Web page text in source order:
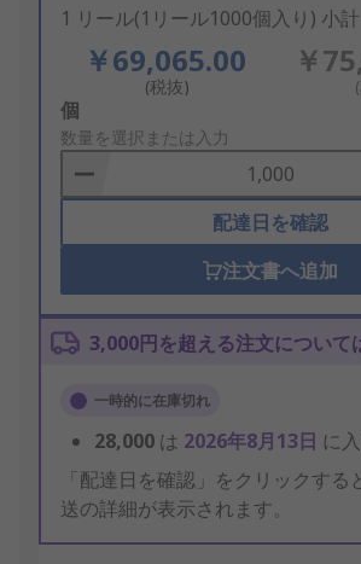
1 リール(1リール1000個入り) 小
￥69,065.00
(税抜)
￥
Add
to
Basket
個
数量を選択または入力
配達日を確認
注文書へ追加
3,000円を超える注文について
一時的に在庫切れ
28,000 は 2026年8月13日 に
「配達日を確認」をクリックする
送の詳細が表示されます。